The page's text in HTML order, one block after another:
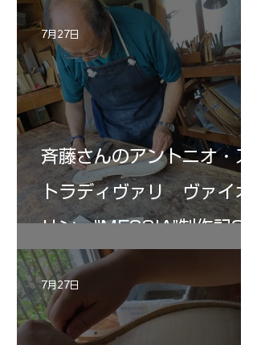
斉藤さんのアントニオ・ス
トラディヴァリ ヴァイオ
リン ”MESSIA"制作記33
7月27日
7月27日